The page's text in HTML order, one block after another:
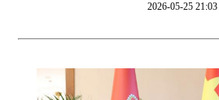
2026-05-25 21:03